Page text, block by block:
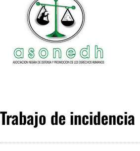
Trabajo de incidencia